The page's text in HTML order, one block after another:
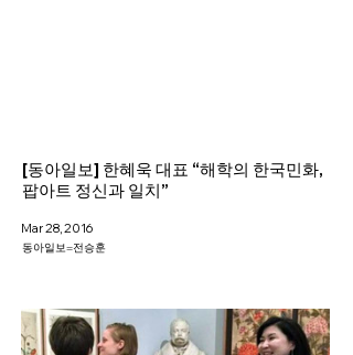
[동아일보] 한혜욱 대표 “해학의 한국민화,
팝아트 정신과 일치”
Mar 28, 2016
동아일보=전승훈